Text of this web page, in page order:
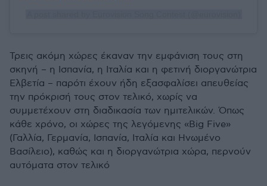
Τρεις ακόμη χώρες έκαναν την εμφάνιση τους στη
σκηνή – η Ισπανία, η Ιταλία και η φετινή διοργανώτρια
Ελβετία – παρότι έχουν ήδη εξασφαλίσει απευθείας
την πρόκρισή τους στον τελικό, χωρίς να
συμμετέχουν στη διαδικασία των ημιτελικών. Όπως
κάθε χρόνο, οι χώρες της λεγόμενης «Big Five»
(Γαλλία, Γερμανία, Ισπανία, Ιταλία και Ηνωμένο
Βασίλειο), καθώς και η διοργανώτρια χώρα, περνούν
αυτόματα στον τελικό